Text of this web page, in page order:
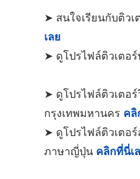
➤ สนใจเรียนกับติว
เลย
➤ ดูโปรไฟล์ติวเตอ
➤ ดูโปรไฟล์ติวเตอ
กรุงเทพมหานคร คลิ
➤ ดูโปรไฟล์ติวเตอ
ภาษาญี่ปุ่น คลิกที่นี่เ